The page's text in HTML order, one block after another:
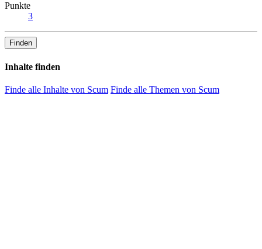
Punkte
3
Finden
Inhalte finden
Finde alle Inhalte von Scum Finde alle Themen von Scum